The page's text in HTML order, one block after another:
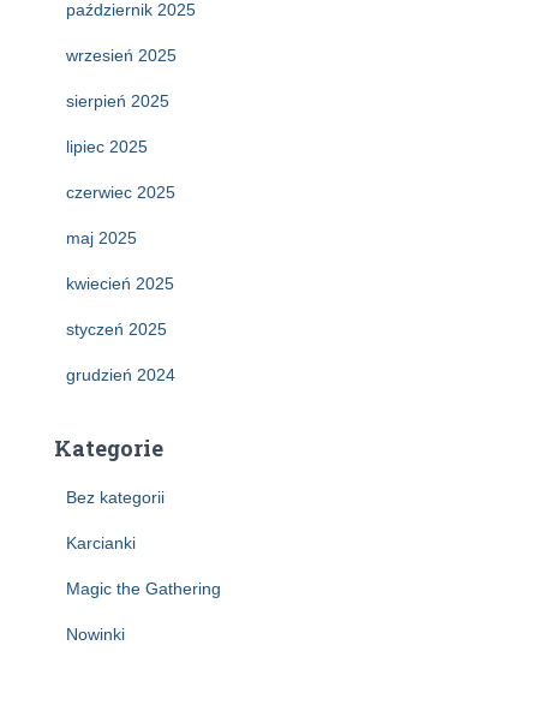
październik 2025
wrzesień 2025
sierpień 2025
lipiec 2025
czerwiec 2025
maj 2025
kwiecień 2025
styczeń 2025
grudzień 2024
Kategorie
Bez kategorii
Karcianki
Magic the Gathering
Nowinki